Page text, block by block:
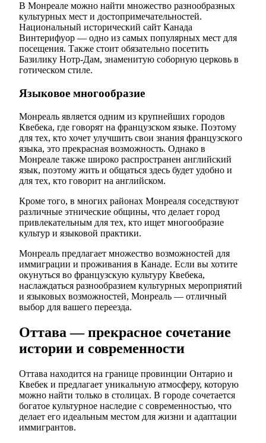
В Монреале можно найти множество разнообразных
культурных мест и достопримечательностей.
Национальный исторический сайт Канада
Винтерифуор — одно из самых популярных мест для
посещения. Также стоит обязательно посетить
Базилику Нотр-Дам, знаменитую соборную церковь в
готическом стиле.
Языковое многообразие
Монреаль является одним из крупнейших городов
Квебека, где говорят на французском языке. Поэтому
для тех, кто хочет улучшить свои знания французского
языка, это прекрасная возможность. Однако в
Монреале также широко распространен английский
язык, поэтому жить и общаться здесь будет удобно и
для тех, кто говорит на английском.
Кроме того, в многих районах Монреаля соседствуют
различные этнические общины, что делает город
привлекательным для тех, кто ищет многообразие
культур и языковой практики.
Монреаль предлагает множество возможностей для
иммиграции и проживания в Канаде. Если вы хотите
окунуться во французскую культуру Квебека,
наслаждаться разнообразием культурных мероприятий
и языковых возможностей, Монреаль — отличный
выбор для вашего переезда.
Оттава — прекрасное сочетание
истории и современности
Оттава находится на границе провинции Онтарио и
Квебек и предлагает уникальную атмосферу, которую
можно найти только в столицах. В городе сочетается
богатое культурное наследие с современностью, что
делает его идеальным местом для жизни и адаптации
иммигрантов.